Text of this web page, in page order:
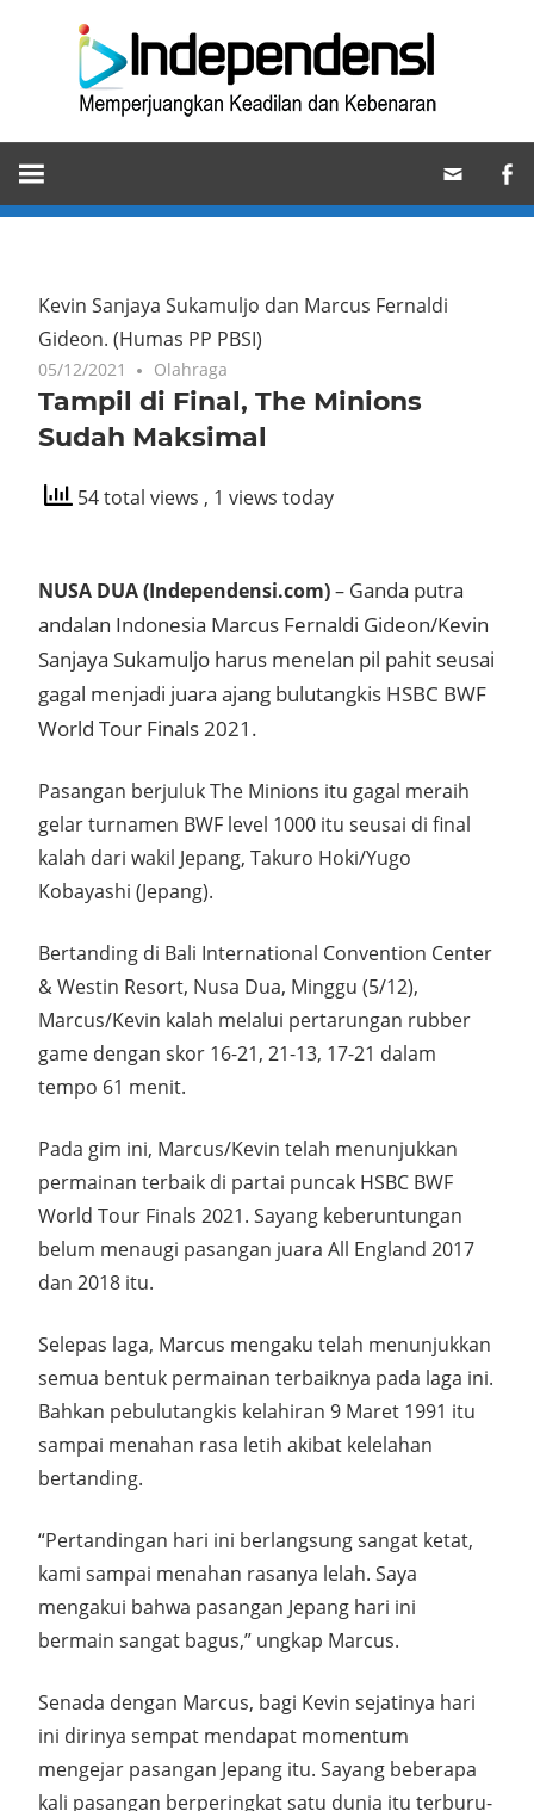
Memperjuangkan
Keadilan
dan
Kevin Sanjaya Sukamuljo dan Marcus Fernaldi
Gideon. (Humas PP PBSI)
05/12/2021 Olahraga
Tampil di Final, The Minions
Sudah Maksimal
54 total views , 1 views today
NUSA DUA (Independensi.com)– Ganda putra
andalan Indonesia Marcus Fernaldi Gideon/Kevin
Sanjaya Sukamuljo harus menelan pil pahit seusai
gagal menjadi juara ajang bulutangkis HSBC BWF
World Tour Finals 2021.
Pasangan berjuluk The Minions itu gagal meraih
gelar turnamen BWF level 1000 itu seusai di final
kalah dari wakil Jepang, Takuro Hoki/Yugo
Kobayashi (Jepang).
Bertanding di Bali International Convention Center
& Westin Resort, Nusa Dua, Minggu (5/12),
Marcus/Kevin kalah melalui pertarungan rubber
game dengan skor 16-21, 21-13, 17-21 dalam
tempo 61 menit.
Pada gim ini, Marcus/Kevin telah menunjukkan
permainan terbaik di partai puncak HSBC BWF
World Tour Finals 2021. Sayang keberuntungan
belum menaugi pasangan juara All England 2017
dan 2018 itu.
Selepas laga, Marcus mengaku telah menunjukkan
semua bentuk permainan terbaiknya pada laga ini.
Bahkan pebulutangkis kelahiran 9 Maret 1991 itu
sampai menahan rasa letih akibat kelelahan
bertanding.
“Pertandingan hari ini berlangsung sangat ketat,
kami sampai menahan rasanya lelah. Saya
mengakui bahwa pasangan Jepang hari ini
bermain sangat bagus,” ungkap Marcus.
Senada dengan Marcus, bagi Kevin sejatinya hari
ini dirinya sempat mendapat momentum
mengejar pasangan Jepang itu. Sayang beberapa
kali pasangan berperingkat satu dunia itu terburu-